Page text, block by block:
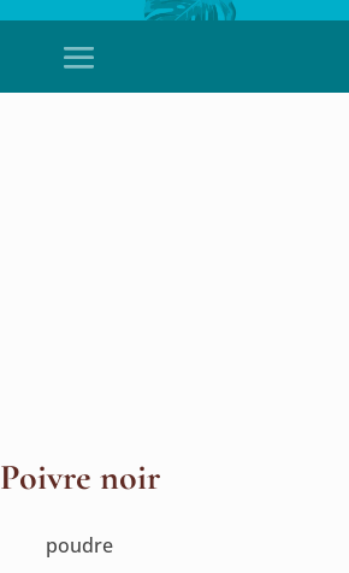
Poivre noir
poudre